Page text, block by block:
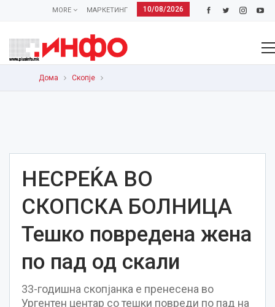
10/08/2026
МАРКЕТИНГ
MORE
Дома Скопје
НЕСРЕЌА ВО
СКОПСКА БОЛНИЦА
Тешко повредена жена
по пад од скали
33-годишна скопјанка е пренесена во
Ургентен центар со тешки повреди по пад на